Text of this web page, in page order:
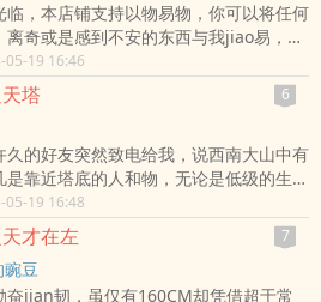
临，本店铺支持以物易物，你可以将任何
离奇或是感到不安的东西与我jiao易，我
收购。废弃的教学楼，七块被诅咒的黑
，诡异的病房。王光明继承了爷爷的杂货
字迹的信纸，屋外传来的敲门声，夜晚
起，王光明将不再只和人类打
区之下到底隐藏了多少yin暗，无人知
不一定。
05-19 16:46
塔 6
久的好友突然致电给我，说西南大山中有
是靠近塔底的人和物，无论是低级的生命
非生命ti，都会无端变得暴走嗜杀，他
个男人被一台ju型发动机吞噬合ti，变成
rou机，我觉得这是天方夜谭，直到那
见，妈妈ding着一个摄像tou脑袋，在厨
05-19 16:48
才在左 7
豌豆
奋jian韧，虽仅有160CM却凭借超于常